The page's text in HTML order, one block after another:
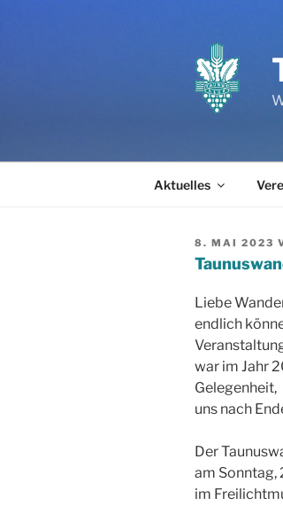
Aktuelles
AM
8. MAI 2023
Liebe
endlich
war im Jahr
Gelegenheit,
uns nach
Der
am Sonntag,
im